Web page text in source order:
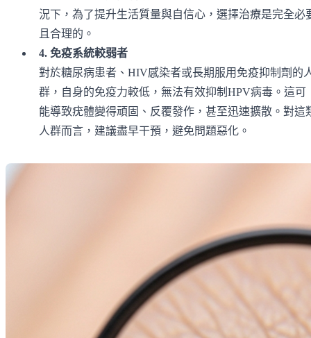
況下，為了提升生活質量與自信心，選擇治療是完全必
且合理的。
4. 免疫系統較弱者
對於糖尿病患者、HIV感染者或長期服用免疫抑制劑的
群，自身的免疫力較低，無法有效抑制HPV病毒。這可
能導致疣體變得頑固、反覆發作，甚至迅速擴散。對這
人群而言，建議盡早干預，避免問題惡化。